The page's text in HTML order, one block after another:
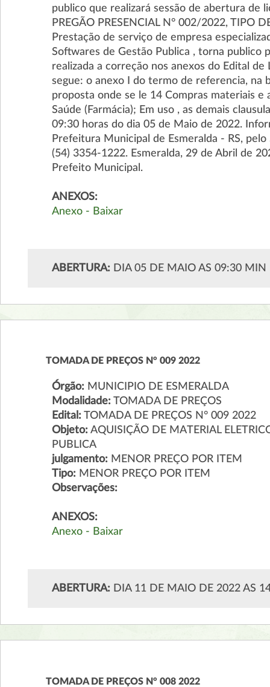
publico que realizará sessão de abertura de
PREGÃO PRESENCIAL N° 002/2022, TIPO
Prestação de serviço de empresa
Softwares de Gestão Publica , torna publico
realizada a correção nos anexos do Edital
segue: o anexo I do termo de referencia, na
proposta onde se le 14 Compras materiais e
Saúde (Farmácia); Em uso , as demais
09:30 horas do dia 05 de Maio de 2022.
Prefeitura Municipal de Esmeralda - RS,
(54) 3354-1222. Esmeralda, 29 de Abril de
Prefeito Municipal.
ANEXOS:
Anexo - Baixar
ABERTURA:DIA 05 DE MAIO AS 09:30 MIN
TOMADA DE PREÇOS N° 009 2022
Órgão:MUNICIPIO DE ESMERALDA
Modalidade:TOMADA DE PREÇOS
Edital:TOMADA DE PREÇOS N° 009 2022
Objeto:AQUISIÇÃO DE MATERIAL
PUBLICA
julgamento:MENOR PREÇO POR ITEM
Tipo:MENOR PREÇO POR ITEM
Observações:
ANEXOS:
Anexo - Baixar
ABERTURA:DIA 11 DE MAIO DE 2022 AS
TOMADA DE PREÇOS N° 008 2022